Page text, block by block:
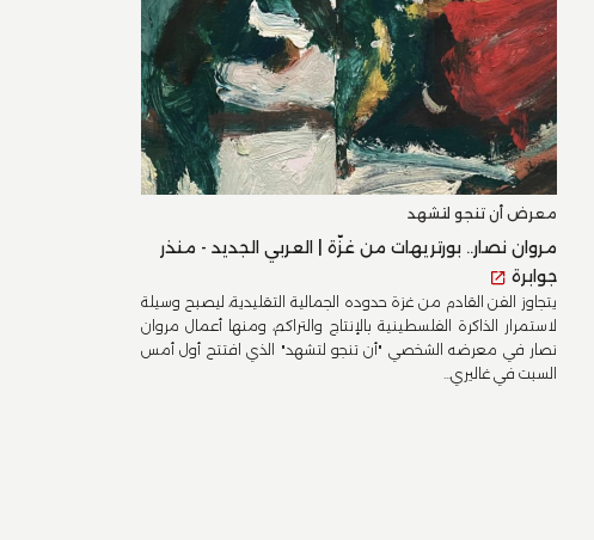
معرض أن تنجو لتشهد
مروان نصار.. بورتريهات من غزّة | العربي الجديد - منذر
جوابرة
يتجاوز الفن القادم من غزة حدوده الجمالية التقليدية، ليصبح وسيلة
لاستمرار الذاكرة الفلسطينية بالإنتاج والتراكم، ومنها أعمال مروان
نصار في معرضه الشخصي "أن تنجو لتشهد" الذي افتتح أول أمس
السبت في غاليري...